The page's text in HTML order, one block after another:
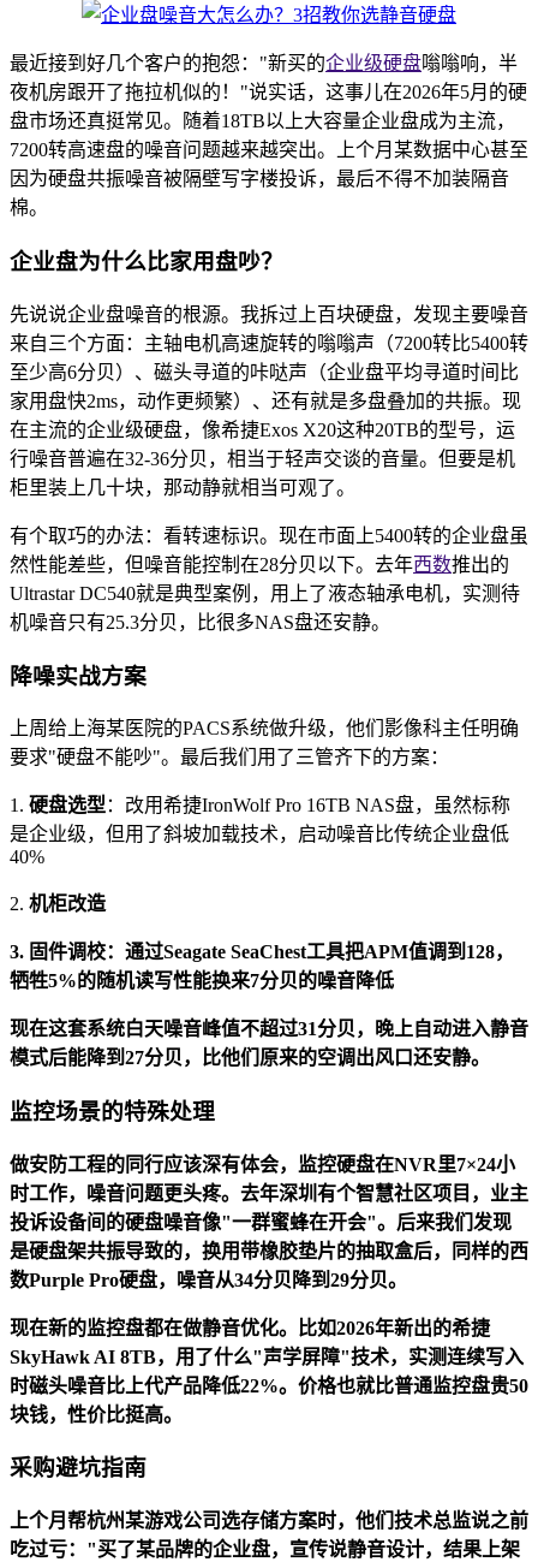
最近接到好几个客户的抱怨："新买的企业级硬盘嗡嗡响，半
夜机房跟开了拖拉机似的！"说实话，这事儿在2026年5月的硬
盘市场还真挺常见。随着18TB以上大容量企业盘成为主流，
7200转高速盘的噪音问题越来越突出。上个月某数据中心甚至
因为硬盘共振噪音被隔壁写字楼投诉，最后不得不加装隔音
棉。
企业盘为什么比家用盘吵？
先说说企业盘噪音的根源。我拆过上百块硬盘，发现主要噪音
来自三个方面：主轴电机高速旋转的嗡嗡声（7200转比5400转
至少高6分贝）、磁头寻道的咔哒声（企业盘平均寻道时间比
家用盘快2ms，动作更频繁）、还有就是多盘叠加的共振。现
在主流的企业级硬盘，像希捷Exos X20这种20TB的型号，运
行噪音普遍在32-36分贝，相当于轻声交谈的音量。但要是机
柜里装上几十块，那动静就相当可观了。
有个取巧的办法：看转速标识。现在市面上5400转的企业盘虽
然性能差些，但噪音能控制在28分贝以下。去年西数推出的
Ultrastar DC540就是典型案例，用上了液态轴承电机，实测待
机噪音只有25.3分贝，比很多NAS盘还安静。
降噪实战方案
上周给上海某医院的PACS系统做升级，他们影像科主任明确
要求"硬盘不能吵"。最后我们用了三管齐下的方案：
1. 硬盘选型 ：改用希捷IronWolf Pro 16TB NAS盘，虽然标称
是企业级，但用了斜坡加载技术，启动噪音比传统企业盘低
40%
2. 机柜改造
3. 固件调校：通过Seagate SeaChest工具把APM值调到128，
牺牲5%的随机读写性能换来7分贝的噪音降低
现在这套系统白天噪音峰值不超过31分贝，晚上自动进入静音
模式后能降到27分贝，比他们原来的空调出风口还安静。
监控场景的特殊处理
做安防工程的同行应该深有体会，监控硬盘在NVR里7×24小
时工作，噪音问题更头疼。去年深圳有个智慧社区项目，业主
投诉设备间的硬盘噪音像"一群蜜蜂在开会"。后来我们发现
是硬盘架共振导致的，换用带橡胶垫片的抽取盒后，同样的西
数Purple Pro硬盘，噪音从34分贝降到29分贝。
现在新的监控盘都在做静音优化。比如2026年新出的希捷
SkyHawk AI 8TB，用了什么"声学屏障"技术，实测连续写入
时磁头噪音比上代产品降低22%。价格也就比普通监控盘贵50
块钱，性价比挺高。
采购避坑指南
上个月帮杭州某游戏公司选存储方案时，他们技术总监说之前
吃过亏："买了某品牌的企业盘，宣传说静音设计，结果上架